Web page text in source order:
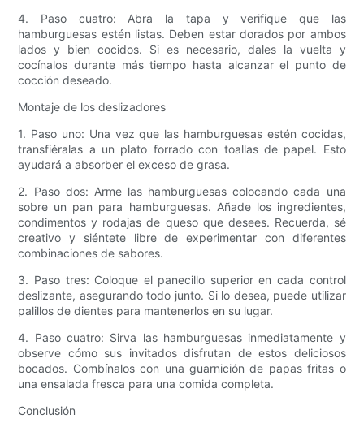
4. Paso cuatro: Abra la tapa y verifique que las
hamburguesas estén listas. Deben estar dorados por ambos
lados y bien cocidos. Si es necesario, dales la vuelta y
cocínalos durante más tiempo hasta alcanzar el punto de
cocción deseado.
Montaje de los deslizadores
1. Paso uno: Una vez que las hamburguesas estén cocidas,
transfiéralas a un plato forrado con toallas de papel. Esto
ayudará a absorber el exceso de grasa.
2. Paso dos: Arme las hamburguesas colocando cada una
sobre un pan para hamburguesas. Añade los ingredientes,
condimentos y rodajas de queso que desees. Recuerda, sé
creativo y siéntete libre de experimentar con diferentes
combinaciones de sabores.
3. Paso tres: Coloque el panecillo superior en cada control
deslizante, asegurando todo junto. Si lo desea, puede utilizar
palillos de dientes para mantenerlos en su lugar.
4. Paso cuatro: Sirva las hamburguesas inmediatamente y
observe cómo sus invitados disfrutan de estos deliciosos
bocados. Combínalos con una guarnición de papas fritas o
una ensalada fresca para una comida completa.
Conclusión